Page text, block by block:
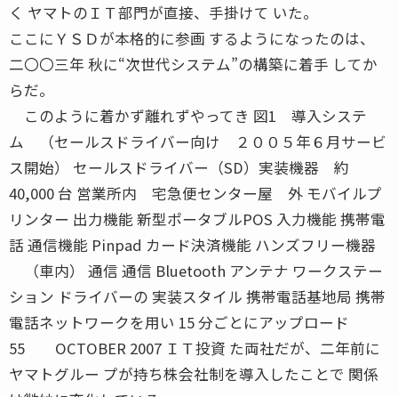
く ヤマトのＩＴ部門が直接、手掛けて いた。
ここにＹＳＤが本格的に参画 するようになったのは、
二〇〇三年 秋に“次世代システム”の構築に着手 してか
らだ。
このように着かず離れずやってき 図1 導入システ
ム （セールスドライバー向け ２００５年６月サービ
ス開始） セールスドライバー（SD）実装機器 約
40,000 台 営業所内 宅急便センター屋 外 モバイルプ
リンター 出力機能 新型ポータブルPOS 入力機能 携帯電
話 通信機能 Pinpad カード決済機能 ハンズフリー機器
（車内） 通信 通信 Bluetooth アンテナ ワークステー
ション ドライバーの 実装スタイル 携帯電話基地局 携帯
電話ネットワークを用い 15 分ごとにアップロード
55 OCTOBER 2007 ＩＴ投資 た両社だが、二年前に
ヤマトグルー プが持ち株会社制を導入したことで 関係